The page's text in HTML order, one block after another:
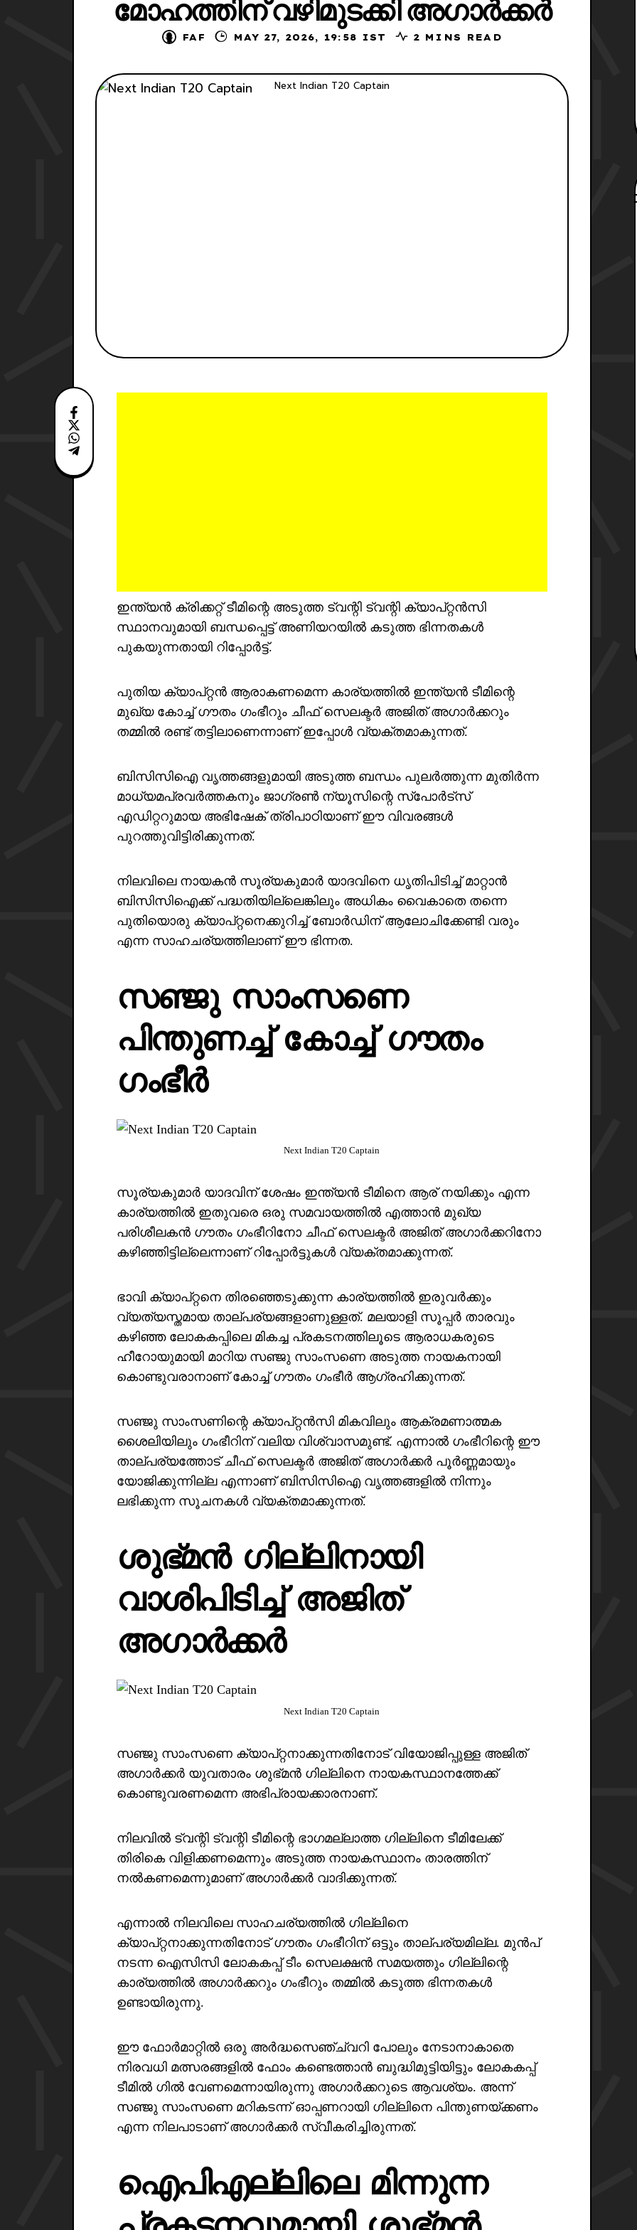
മോഹത്തിന് വഴിമുടക്കി അഗാർക്കർ
FAF MAY 27, 2026, 19:58 IST 2 MINS READ
Next Indian T20 Captain
ഇന്ത്യൻ ക്രിക്കറ്റ് ടീമിന്റെ അടുത്ത ട്വന്റി ട്വന്റി ക്യാപ്റ്റൻസി
സ്ഥാനവുമായി ബന്ധപ്പെട്ട് അണിയറയിൽ കടുത്ത ഭിന്നതകൾ
പുകയുന്നതായി റിപ്പോർട്ട്.
പുതിയ ക്യാപ്റ്റൻ ആരാകണമെന്ന കാര്യത്തിൽ ഇന്ത്യൻ ടീമിന്റെ
മുഖ്യ കോച്ച് ഗൗതം ഗംഭീറും ചീഫ് സെലക്ടർ അജിത് അഗാർക്കറും
തമ്മിൽ രണ്ട് തട്ടിലാണെന്നാണ് ഇപ്പോൾ വ്യക്തമാകുന്നത്.
ബിസിസിഐ വൃത്തങ്ങളുമായി അടുത്ത ബന്ധം പുലർത്തുന്ന മുതിർന്ന
മാധ്യമപ്രവർത്തകനും ജാഗ്രൺ ന്യൂസിന്റെ സ്പോർട്സ്
എഡിറ്ററുമായ അഭിഷേക് ത്രിപാഠിയാണ് ഈ വിവരങ്ങൾ
പുറത്തുവിട്ടിരിക്കുന്നത്.
നിലവിലെ നായകൻ സൂര്യകുമാർ യാദവിനെ ധൃതിപിടിച്ച് മാറ്റാൻ
ബിസിസിഐക്ക് പദ്ധതിയില്ലെങ്കിലും അധികം വൈകാതെ തന്നെ
പുതിയൊരു ക്യാപ്റ്റനെക്കുറിച്ച് ബോർഡിന് ആലോചിക്കേണ്ടി വരും
എന്ന സാഹചര്യത്തിലാണ് ഈ ഭിന്നത.
സഞ്ജു സാംസണെ
പിന്തുണച്ച് കോച്ച് ഗൗതം
ഗംഭീർ
Next Indian T20 Captain
സൂര്യകുമാർ യാദവിന് ശേഷം ഇന്ത്യൻ ടീമിനെ ആര് നയിക്കും എന്ന
കാര്യത്തിൽ ഇതുവരെ ഒരു സമവായത്തിൽ എത്താൻ മുഖ്യ
പരിശീലകൻ ഗൗതം ഗംഭീറിനോ ചീഫ് സെലക്ടർ അജിത് അഗാർക്കറിനോ
കഴിഞ്ഞിട്ടില്ലെന്നാണ് റിപ്പോർട്ടുകൾ വ്യക്തമാക്കുന്നത്.
ഭാവി ക്യാപ്റ്റനെ തിരഞ്ഞെടുക്കുന്ന കാര്യത്തിൽ ഇരുവർക്കും
വ്യത്യസ്തമായ താല്പര്യങ്ങളാണുള്ളത്. മലയാളി സൂപ്പർ താരവും
കഴിഞ്ഞ ലോകകപ്പിലെ മികച്ച പ്രകടനത്തിലൂടെ ആരാധകരുടെ
ഹീറോയുമായി മാറിയ സഞ്ജു സാംസണെ അടുത്ത നായകനായി
കൊണ്ടുവരാനാണ് കോച്ച് ഗൗതം ഗംഭീർ ആഗ്രഹിക്കുന്നത്.
സഞ്ജു സാംസണിന്റെ ക്യാപ്റ്റൻസി മികവിലും ആക്രമണാത്മക
ശൈലിയിലും ഗംഭീറിന് വലിയ വിശ്വാസമുണ്ട്. എന്നാൽ ഗംഭീറിന്റെ ഈ
താല്പര്യത്തോട് ചീഫ് സെലക്ടർ അജിത് അഗാർക്കർ പൂർണ്ണമായും
യോജിക്കുന്നില്ല എന്നാണ് ബിസിസിഐ വൃത്തങ്ങളിൽ നിന്നും
ലഭിക്കുന്ന സൂചനകൾ വ്യക്തമാക്കുന്നത്.
ശുഭ്മൻ ഗില്ലിനായി
വാശിപിടിച്ച് അജിത്
അഗാർക്കർ
Next Indian T20 Captain
സഞ്ജു സാംസണെ ക്യാപ്റ്റനാക്കുന്നതിനോട് വിയോജിപ്പുള്ള അജിത്
അഗാർക്കർ യുവതാരം ശുഭ്മൻ ഗില്ലിനെ നായകസ്ഥാനത്തേക്ക്
കൊണ്ടുവരണമെന്ന അഭിപ്രായക്കാരനാണ്.
നിലവിൽ ട്വന്റി ട്വന്റി ടീമിന്റെ ഭാഗമല്ലാത്ത ഗില്ലിനെ ടീമിലേക്ക്
തിരികെ വിളിക്കണമെന്നും അടുത്ത നായകസ്ഥാനം താരത്തിന്
നൽകണമെന്നുമാണ് അഗാർക്കർ വാദിക്കുന്നത്.
എന്നാൽ നിലവിലെ സാഹചര്യത്തിൽ ഗില്ലിനെ
ക്യാപ്റ്റനാക്കുന്നതിനോട് ഗൗതം ഗംഭീറിന് ഒട്ടും താല്പര്യമില്ല. മുൻപ്
നടന്ന ഐസിസി ലോകകപ്പ് ടീം സെലക്ഷൻ സമയത്തും ഗില്ലിന്റെ
കാര്യത്തിൽ അഗാർക്കറും ഗംഭീറും തമ്മിൽ കടുത്ത ഭിന്നതകൾ
ഉണ്ടായിരുന്നു.
ഈ ഫോർമാറ്റിൽ ഒരു അർദ്ധസെഞ്ച്വറി പോലും നേടാനാകാതെ
നിരവധി മത്സരങ്ങളിൽ ഫോം കണ്ടെത്താൻ ബുദ്ധിമുട്ടിയിട്ടും ലോകകപ്പ്
ടീമിൽ ഗിൽ വേണമെന്നായിരുന്നു അഗാർക്കറുടെ ആവശ്യം. അന്ന്
സഞ്ജു സാംസണെ മറികടന്ന് ഓപ്പണറായി ഗില്ലിനെ പിന്തുണയ്ക്കണം
എന്ന നിലപാടാണ് അഗാർക്കർ സ്വീകരിച്ചിരുന്നത്.
ഐപിഎല്ലിലെ മിന്നുന്ന